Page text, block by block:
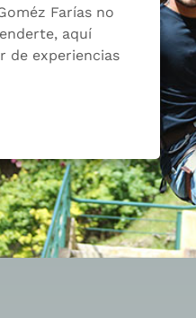
Farías no
aquí
de experiencias